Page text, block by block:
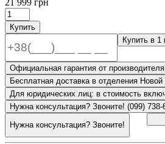
Купить
Купить в 1
Официальная гарантия от производителя
Бесплатная доставка в отделения
Для юридических лиц: в стоимость
Нужна консультация? Звоните!
Нужна консультация? Звоните!